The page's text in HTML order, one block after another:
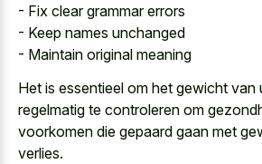
- Fix clear grammar errors
- Keep names unchanged
- Maintain original meaning
Het is essentieel om het gewicht van
regelmatig te controleren om
voorkomen die gepaard gaan met
verlies.